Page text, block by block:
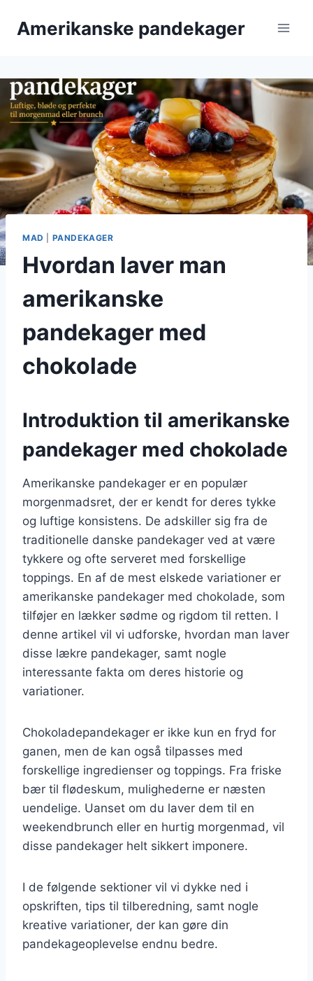
Amerikanske pandekager
MAD PANDEKAGER
Hvordan laver man
amerikanske
pandekager med
chokolade
Introduktion til amerikanske
pandekager med chokolade
Amerikanske pandekager er en populær
morgenmadsret, der er kendt for deres tykke
og luftige konsistens. De adskiller sig fra de
traditionelle danske pandekager ved at være
tykkere og ofte serveret med forskellige
toppings. En af de mest elskede variationer er
amerikanske pandekager med chokolade, som
tilføjer en lækker sødme og rigdom til retten. I
denne artikel vil vi udforske, hvordan man laver
disse lækre pandekager, samt nogle
interessante fakta om deres historie og
variationer.
Chokoladepandekager er ikke kun en fryd for
ganen, men de kan også tilpasses med
forskellige ingredienser og toppings. Fra friske
bær til flødeskum, mulighederne er næsten
uendelige. Uanset om du laver dem til en
weekendbrunch eller en hurtig morgenmad, vil
disse pandekager helt sikkert imponere.
I de følgende sektioner vil vi dykke ned i
opskriften, tips til tilberedning, samt nogle
kreative variationer, der kan gøre din
pandekageoplevelse endnu bedre.